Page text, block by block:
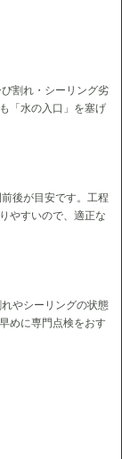
割れ・シーリング劣
「水の入口」を塞げ
後が目安です。工程
やすいので、適正な
やシーリングの状態
めに専門点検をおす